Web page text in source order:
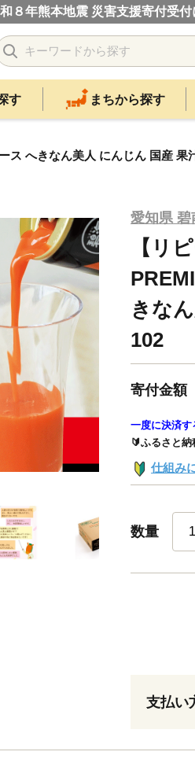
８年熊本地震 災害支援寄付受付
す まちから探す
ス へきなん美人 にんじん 国産 果
愛知県 碧
【リ
きな
102
寄付金額
一度に決済す
🔰ふるさと
仕組み
数量
支払い